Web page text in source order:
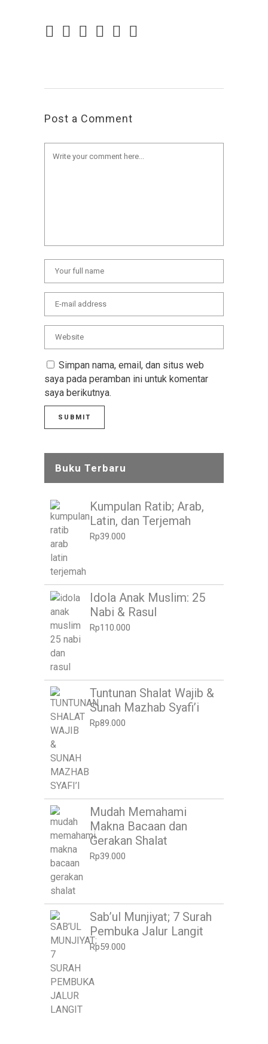
Post a Comment
Simpan nama, email, dan situs web
saya pada peramban ini untuk komentar
saya berikutnya.
Buku Terbaru
Kumpulan Ratib; Arab,
Latin, dan Terjemah
Rp39.000
Idola Anak Muslim: 25
Nabi & Rasul
Rp110.000
Tuntunan Shalat Wajib &
Sunah Mazhab Syafi’i
Rp89.000
Mudah Memahami
Makna Bacaan dan
Gerakan Shalat
Rp39.000
Sab’ul Munjiyat; 7 Surah
Pembuka Jalur Langit
Rp59.000